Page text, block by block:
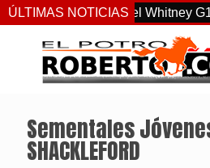
ÚLTIMAS NOTICIAS
supremo en el Whitney G1
Sementales
SHACKLEFORD